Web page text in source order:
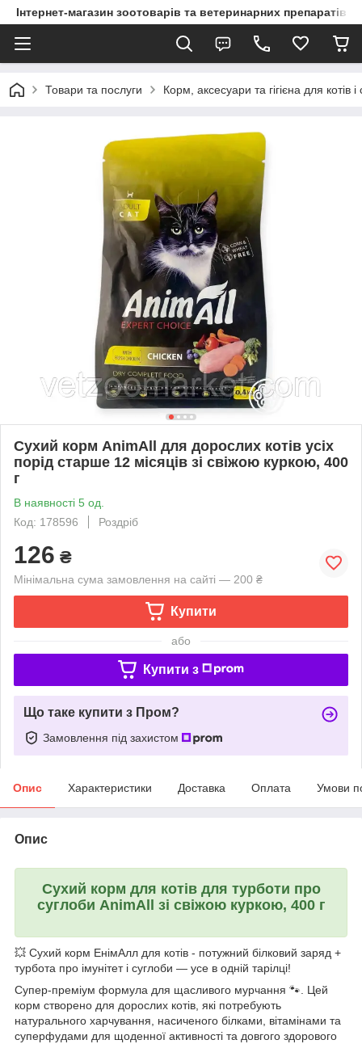
Інтернет-магазин зоотоварів та ветеринарних препаратів
Товари та послуги Корм, аксесуари та гігієна для котів і
Сухий корм AnimAll для дорослих котів усіх
порід старше 12 місяців зі свіжою куркою, 400
г
В наявності 5 од.
Код: 178596
Роздріб
126 ₴
Мінімальна сума замовлення на сайті — 200 ₴
Купити
або
Купити з
Що таке купити з Пром?
Замовлення під захистом
Опис Характеристики Доставка Оплата Умови
Опис
Сухий корм для котів для турботи про
суглоби AnimAll зі свіжою куркою, 400 г
💥 Сухий корм ЕнімАлл для котів - потужний білковий заряд +
турбота про імунітет і суглоби — усе в одній тарілці!
Супер-преміум формула для щасливого мурчання 🐾. Цей
корм створено для дорослих котів, які потребують
натурального харчування, насиченого білками, вітамінами та
суперфудами для щоденної активності та довгого здорового